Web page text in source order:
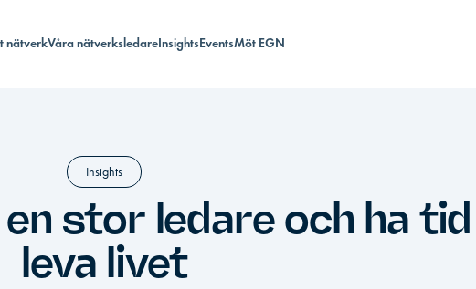
nätverkVåra nätverksledareInsightsEventsMöt EGN
Insights
en stor ledare och ha
leva livet